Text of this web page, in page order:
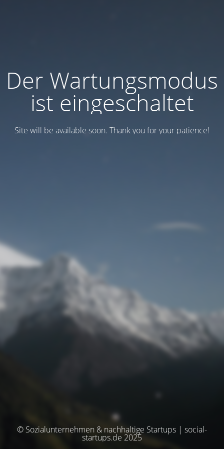
Der Wartungsmodus
ist eingeschaltet
Site will be available soon. Thank you for your patience!
© Sozialunternehmen & nachhaltige Startups | social-
startups.de 2025